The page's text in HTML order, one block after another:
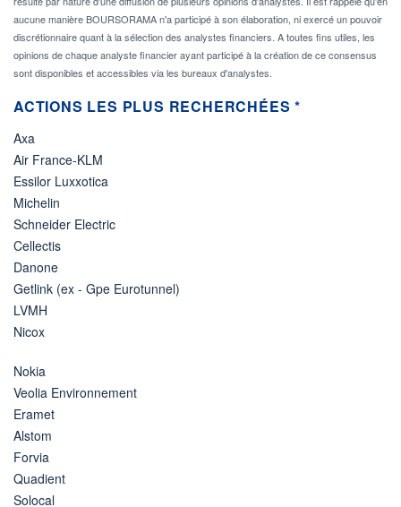
aucune manière BOURSORAMA n'a participé à son élaboration, ni exercé un pouvoir
discrétionnaire quant à la sélection des analystes financiers. A toutes fins utiles, les
opinions de chaque analyste financier ayant participé à la création de ce consensus
sont disponibles et accessibles via les bureaux d'analystes.
ACTIONS LES PLUS RECHERCHÉES *
Axa
Air France-KLM
Essilor Luxxotica
Michelin
Schneider Electric
Cellectis
Danone
Getlink (ex - Gpe Eurotunnel)
LVMH
Nicox
Nokia
Veolia Environnement
Eramet
Alstom
Forvia
Quadient
Solocal